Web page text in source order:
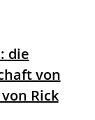
die
von
Rick